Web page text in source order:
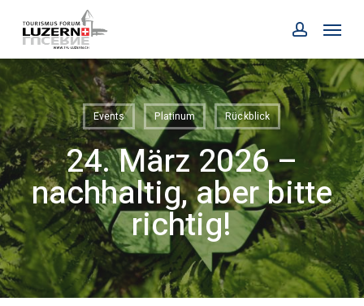
main
content
account
Menu
Events Platinum Rückblick
24. März 2026 –
nachhaltig, aber bitte
richtig!